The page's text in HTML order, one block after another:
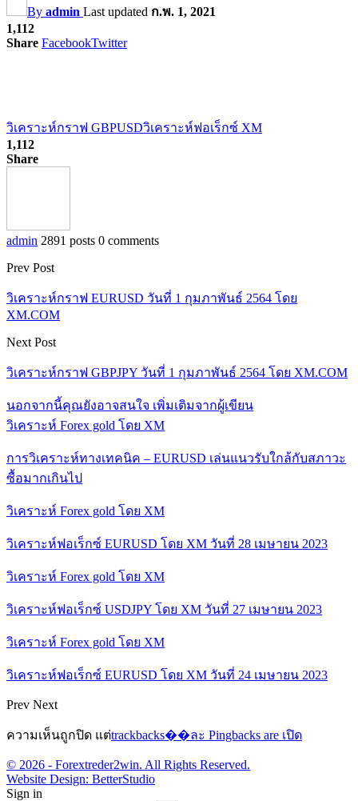
By admin Last updated ก.พ. 1, 2021
1,112
Share FacebookTwitter
วิเคราะห์กราฟ GBPUSDวิเคราะห์ฟอเร็กซ์ XM
1,112
Share
admin 2891 posts 0 comments
Prev Post
วิเคราะห์กราฟ EURUSD วันที่ 1 กุมภาพันธ์ 2564 โดย
XM.COM
Next Post
วิเคราะห์กราฟ GBPJPY วันที่ 1 กุมภาพันธ์ 2564 โดย XM.COM
นอกจากนี้คุณยังอาจสนใจ เพิ่มเติมจากผู้เขียน
วิเคราะห์ Forex gold โดย XM
การวิเคราะห์ทางเทคนิค – EURUSD เล่นแนวรับใกล้กับสภาวะ
ซื้อมากเกินไป
วิเคราะห์ Forex gold โดย XM
วิเคราะห์ฟอเร็กซ์ EURUSD โดย XM วันที่ 28 เมษายน 2023
วิเคราะห์ Forex gold โดย XM
วิเคราะห์ฟอเร็กซ์ USDJPY โดย XM วันที่ 27 เมษายน 2023
วิเคราะห์ Forex gold โดย XM
วิเคราะห์ฟอเร็กซ์ EURUSD โดย XM วันที่ 24 เมษายน 2023
Prev Next
ความเห็นถูกปิด แต่trackbacks��ละ Pingbacks are เปิด
© 2026 - Forextreder2win. All Rights Reserved.
Website Design: BetterStudio
Sign in